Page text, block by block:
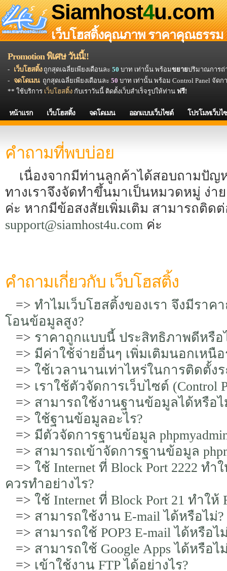
Siamhost4u.com
เว็บโฮสติ้งคุณภาพ ราคาคุณธรรม
Promotion พิเศษ วันนี้!!
- เว็บโฮสติ้งถูกสุดเฉลี่ยเพียงเดือนละ 50 บาท เท่านั้น พร้อมขยายปริมาณการถ่
- จดโดเมน ถูกสุดเฉลี่ยเพียงเดือนละ 50 บาท เท่านั้น พร้อม Control Panel จัด
** ใช้บริการ เว็บโฮสติ้ง กับเราวันนี้ ติดตั้งเว็บสำเร็จรูปให้ท่าน ฟรี!
หน้าแรก เว็บโฮสติ้ง จดโดเมน ออกแบบเว็บไซต์ โปรโมทเว็บไ
คำถามที่พบบ่อย
เนื่องจากมีท่านลูกค้าได้สอบถามปัญ
ทางเราจึงจัดทำขึ้นมาเป็นหมวดหมู่ ง่
ค่ะ หากมีข้อสงสัยเพิ่มเติม สามารถติด
support@siamhost4u.com ค่ะ
คำถามเกี่ยวกับ เว็บโฮสติ้ง
=> ทำไมเว็บโฮสติ้งของเรา จึงมีรา
โอนข้อมูลสูง?
=> ราคาถูกแบบนี้ ประสิทธิภาพดีหรือ
=> มีค่าใช้จ่ายอื่นๆ เพิ่มเติมนอกเหนือ
=> ใช้เวลานานเท่าไหร่ในการติดตั้
=> เราใช้ตัวจัดการเว็บไซต์ (Control
=> สามารถใช้งานฐานข้อมูลได้หรือไ
=> ใช้ฐานข้อมูลอะไร?
=> มีตัวจัดการฐานข้อมูล
=> สามารถเข้าจัดการฐานข้อมูล
=> ใช้ Internet ที่ Block Port 2222 ทำ
ควรทำอย่างไร?
=> ใช้ Internet ที่ Block Port 21 ทำใ
=> สามารถใช้งาน E-mail ได้หรือไม่?
=> สามารถใช้ POP3 E-mail ได้หรือไ
=> สามารถใช้ Google Apps ได้หรือไ
=> เข้าใช้งาน FTP ได้อย่างไร?